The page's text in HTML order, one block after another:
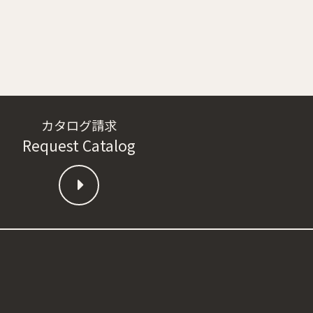
カタログ請求
Request Catalog